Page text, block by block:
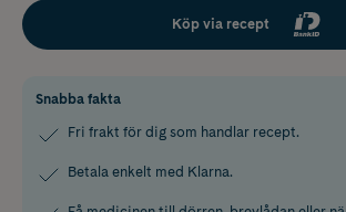
Köp via recept
Snabba fakta
Fri frakt för dig som handlar recept.
Betala enkelt med Klarna.